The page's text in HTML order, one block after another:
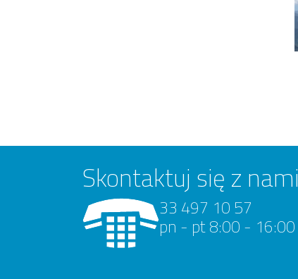
Skontaktuj się z nami
33 497 10 57
pn - pt 8:00 - 16:00